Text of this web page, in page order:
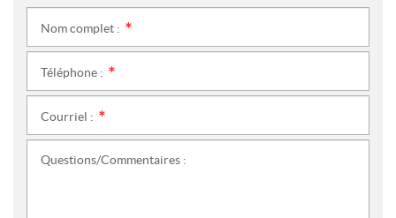
Nom complet :
Téléphone :
Courriel :
Questions/Commentaires :